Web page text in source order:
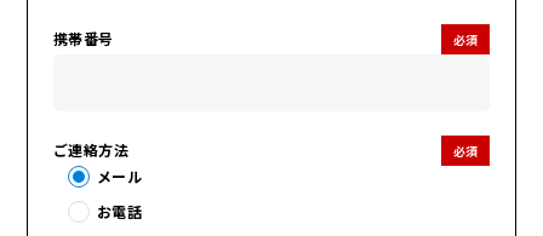
携帯番号 必須
ご連絡方法 必須
メール
お電話